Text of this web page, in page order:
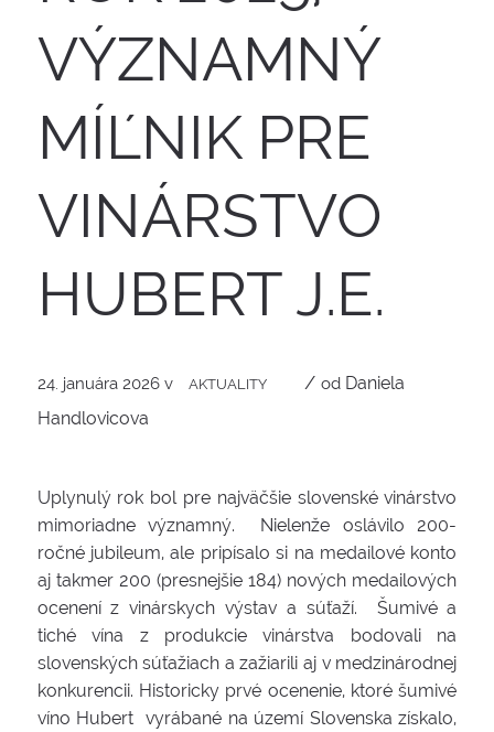
VÝZNAMNÝ
MÍĽNIK PRE
VINÁRSTVO
HUBERT J.E.
24. januára 2026 v AKTUALITY / od Daniela
Handlovicova
Uplynulý rok bol pre najväčšie slovenské vinárstvo
mimoriadne významný. Nielenže oslávilo 200-
ročné jubileum, ale pripísalo si na medailové konto
aj takmer 200 (presnejšie 184) nových medailových
ocenení z vinárskych výstav a súťaží. Šumivé a
tiché vína z produkcie vinárstva bodovali na
slovenských súťažiach a zažiarili aj v medzinárodnej
konkurencii. Historicky prvé ocenenie, ktoré šumivé
víno Hubert vyrábané na území Slovenska získalo,